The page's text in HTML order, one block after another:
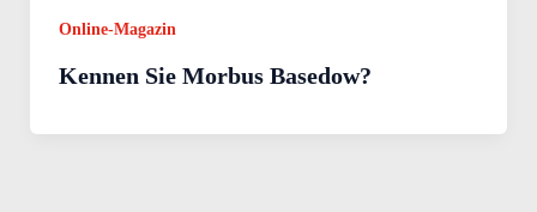
Online-Magazin
Kennen Sie Morbus Basedow?